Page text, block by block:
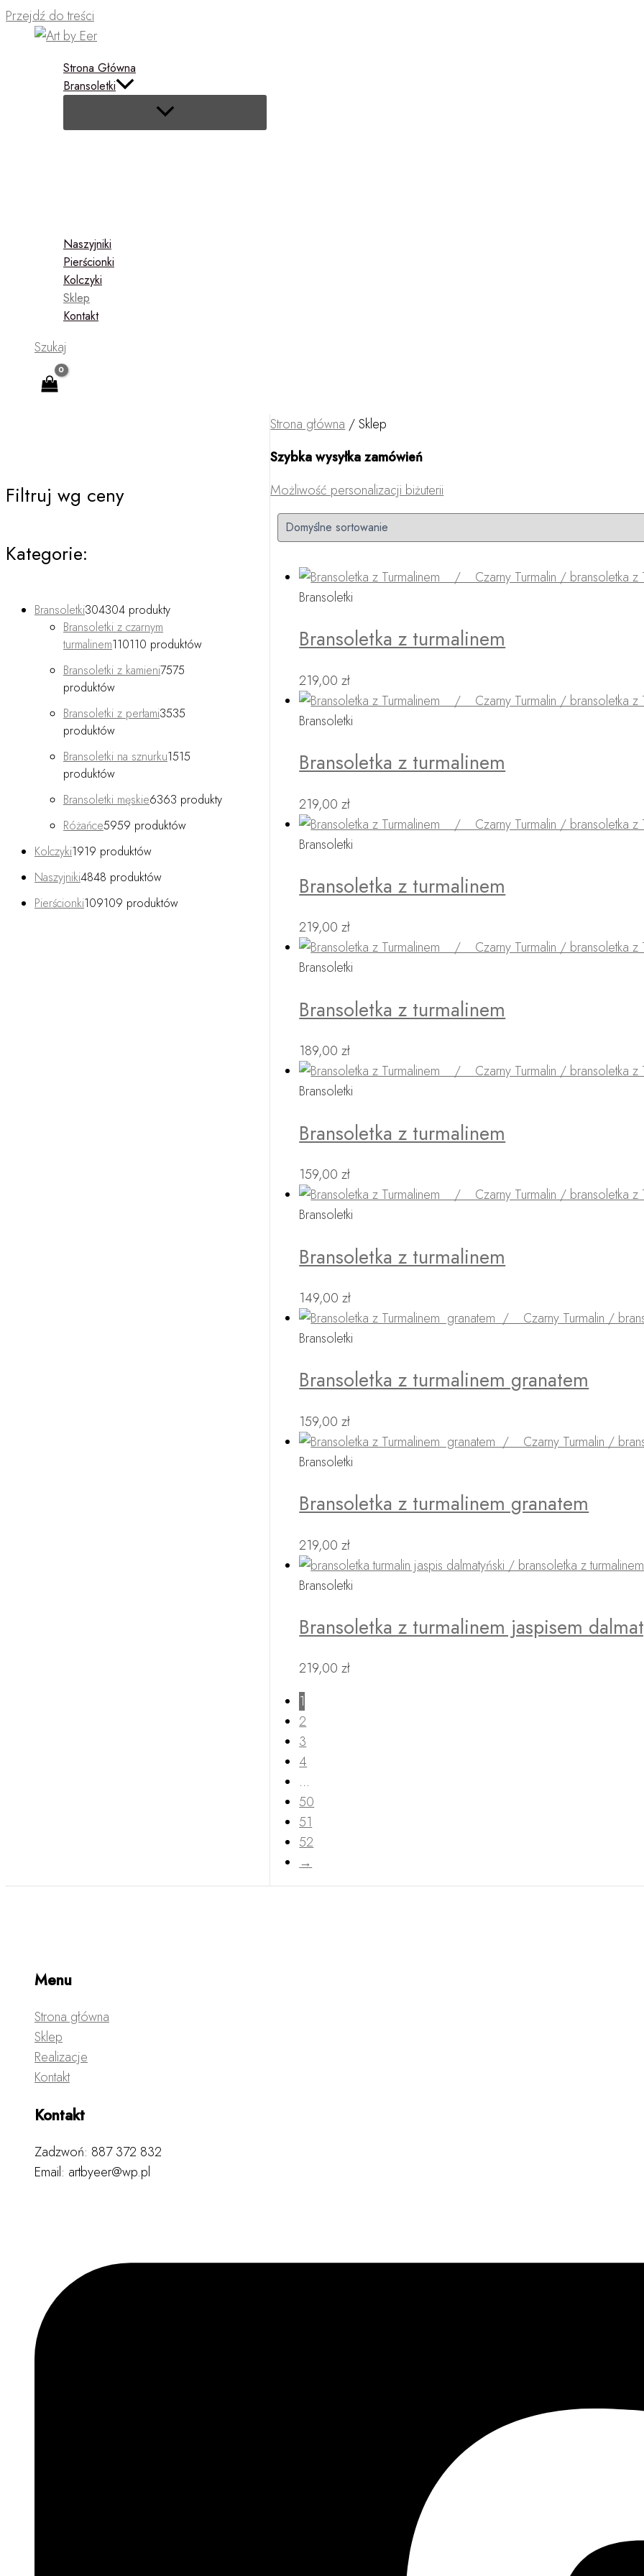
Przejdź do treści
Strona Główna
Bransoletki
Naszyjniki
Pierścionki
Kolczyki
Sklep
Kontakt
Szukaj
Filtruj wg ceny
Kategorie:
Bransoletki304304 produkty
Bransoletki z czarnym
turmalinem110110 produktów
Bransoletki z kamieni7575
produktów
Bransoletki z perłami3535
produktów
Bransoletki na sznurku1515
produktów
Bransoletki męskie6363 produkty
Różańce5959 produktów
Kolczyki1919 produktów
Naszyjniki4848 produktów
Pierścionki109109 produktów
Strona główna / Sklep
Szybka wysyłka zamówień
Możliwość personalizacji biżuterii
Bransoletki
Bransoletka z turmalinem
219,00zł
Bransoletki
Bransoletka z turmalinem
219,00zł
Bransoletki
Bransoletka z turmalinem
219,00zł
Bransoletki
Bransoletka z turmalinem
189,00zł
Bransoletki
Bransoletka z turmalinem
159,00zł
Bransoletki
Bransoletka z turmalinem
149,00zł
Bransoletki
Bransoletka z turmalinem granatem
159,00zł
Bransoletki
Bransoletka z turmalinem granatem
219,00zł
Bransoletki
Bransoletka z turmalinem jaspisem
219,00zł
1
2
3
4
…
50
51
52
→
Menu
Strona główna
Sklep
Realizacje
Kontakt
Kontakt
Zadzwoń: 887 372 832
Email: artbyeer@wp.pl